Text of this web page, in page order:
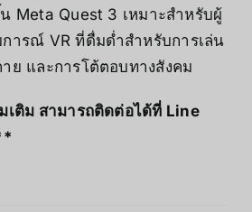
Meta Quest 3 เหมาะสำหรับผู้
ารณ์ VR ที่ดื่มด่ำสำหรับการเล่น
าย และการโต้ตอบทางสังคม
ติม สามารถติดต่อได้ที่ Line